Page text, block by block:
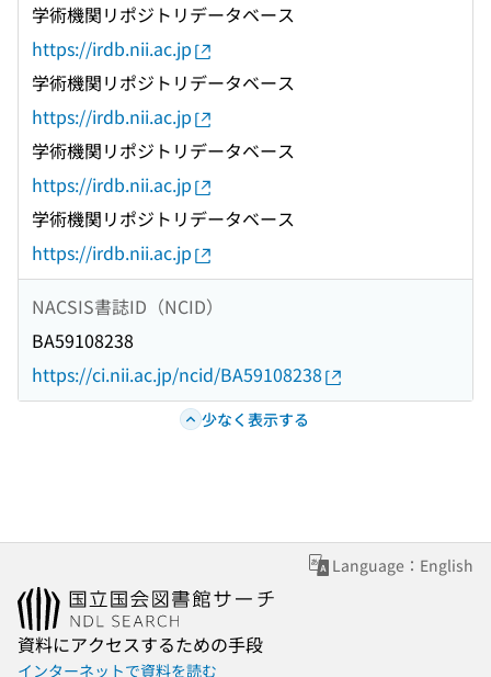
学術機関リポジトリデータベース
https://irdb.nii.ac.jp
学術機関リポジトリデータベース
https://irdb.nii.ac.jp
学術機関リポジトリデータベース
https://irdb.nii.ac.jp
学術機関リポジトリデータベース
https://irdb.nii.ac.jp
NACSIS書誌ID（NCID）
BA59108238
https://ci.nii.ac.jp/ncid/BA59108238
少なく表示する
Language：English
資料にアクセスするための手段
インターネットで資料を読む